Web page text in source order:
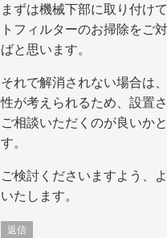
まずは機械下部に取り付け
トフィルターのお掃除をご
ばと思います。
それで解消されない場合は
性が考えられるため、設置
ご相談いただくのが良いか
す。
ご検討くださいますよう、
いたします。
返信